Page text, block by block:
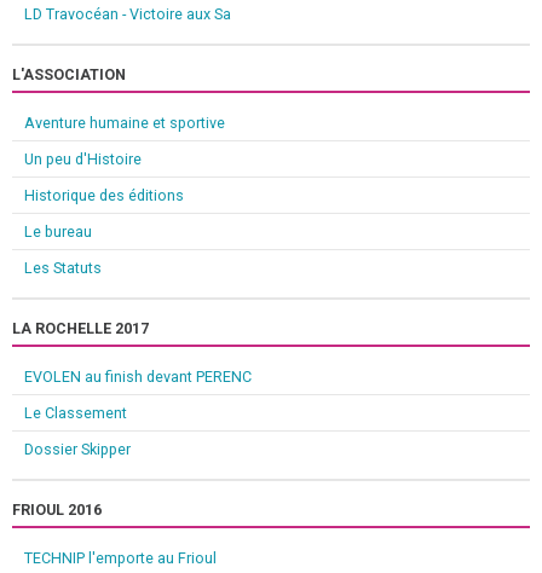
LD Travocéan - Victoire aux Sa
L'ASSOCIATION
Aventure humaine et sportive
Un peu d'Histoire
Historique des éditions
Le bureau
Les Statuts
LA ROCHELLE 2017
EVOLEN au finish devant PERENC
Le Classement
Dossier Skipper
FRIOUL 2016
TECHNIP l'emporte au Frioul